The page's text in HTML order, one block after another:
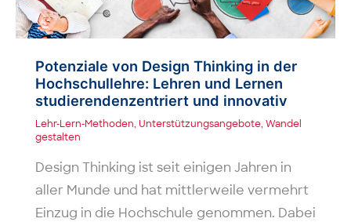
Potenziale von Design Thinking in der
Hochschullehre: Lehren und Lernen
studierenden­zentriert und innovativ
Lehr-Lern-Methoden, Unterstützungsangebote,Wandel
gestalten
Design Thinking ist seit einigen Jahren in
aller Munde und hat mittlerweile vermehrt
Einzug in die Hochschule genommen. Dabei